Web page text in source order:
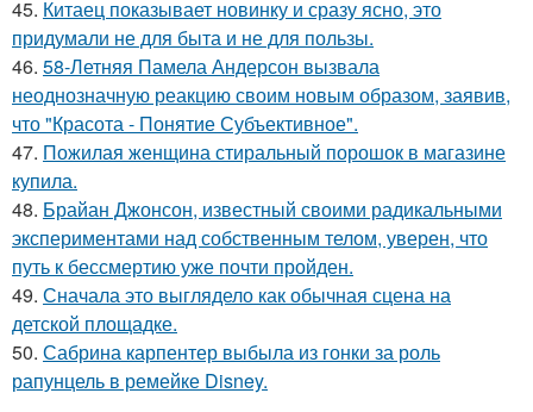
45. Китаец показывает новинку и сразу ясно, это
придумали не для быта и не для пользы.
46. 58-Летняя Памела Андерсон вызвала
неоднозначную реакцию своим новым образом, заявив,
что "Красота - Понятие Субъективное".
47. Пожилая женщина стиральный порошок в магазине
купила.
48. Брайан Джонсон, известный своими радикальными
экспериментами над собственным телом, уверен, что
путь к бессмертию уже почти пройден.
49. Сначала это выглядело как обычная сцена на
детской площадке.
50. Сабрина карпентер выбыла из гонки за роль
рапунцель в ремейке Disney.